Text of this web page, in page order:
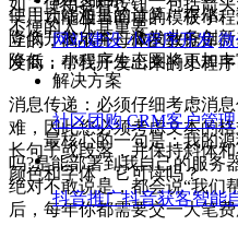
使用云端海量的计算、存储
降低开发成本、激发业务创
降低，小程序生态圈将更加
不便的人尤其重要。
消息传递：必须仔细考虑消
难，因此您必须考虑文本的
长句子或段落，并保持斜体
颜色和字体，它可读吗？
一、功能相当简单的模板小
立的，离不开母体的数据库
发商：帮我开发出来的小程
最核心的一句是：我的源
吗?是能部署到我自己的服务
绝对不敢说是，都会说“我们
后，每年你都需要交一大笔
网站建设 小程序开发
解决方案
社区团购 CRM客户管理
抖音推广抖音获客智能